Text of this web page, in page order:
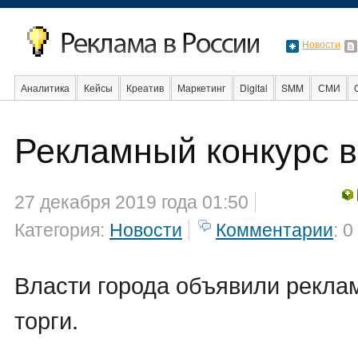
Новости
Аналитика Кейсы Креатив Маркетинг Digital SMM СМИ
Рекламный конкурс
27 декабря 2019 года 01:50
Категория: Новости Комментарии: 0
Власти города объявили
торги.